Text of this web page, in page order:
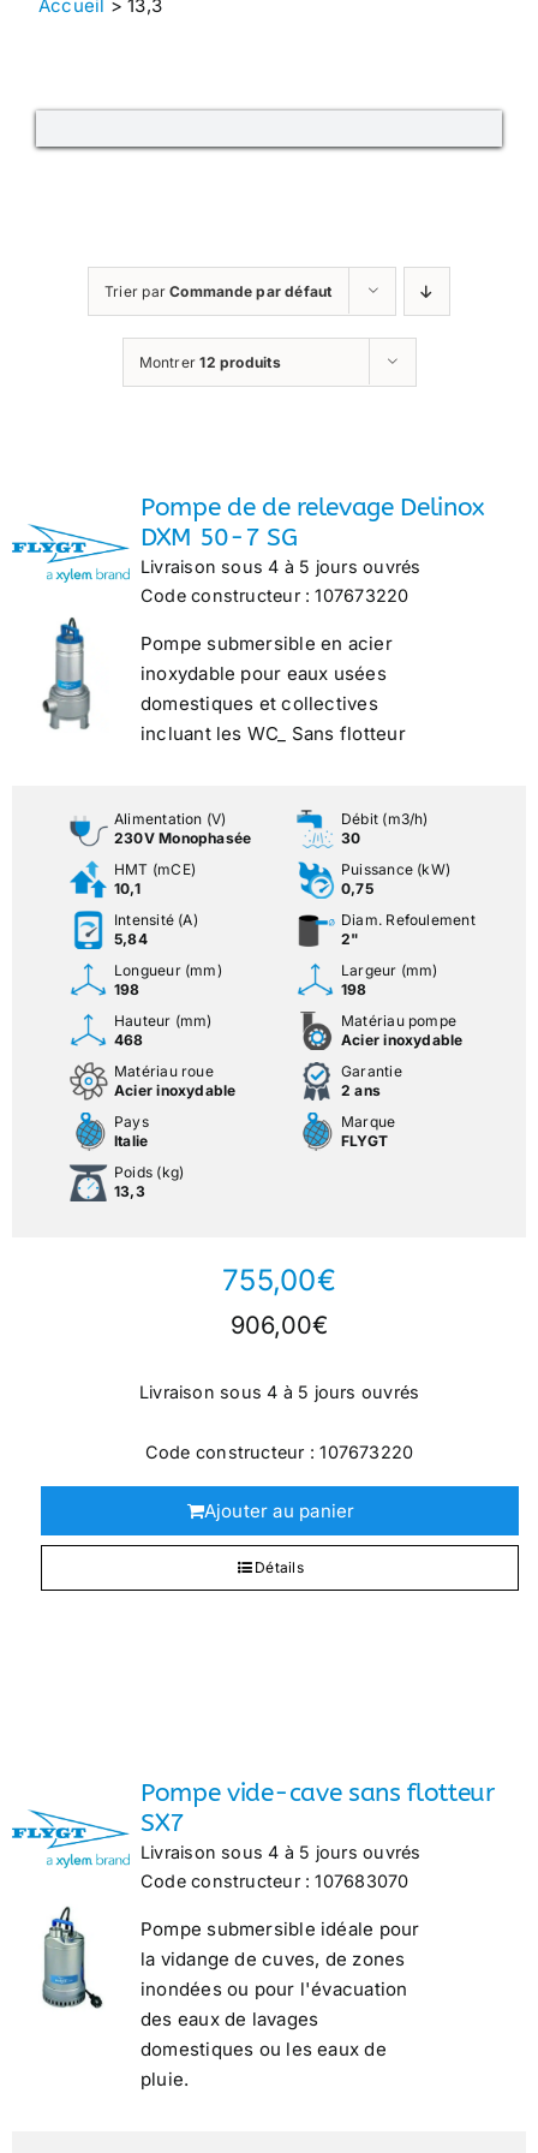
Accueil >13,3
Trier parCommande par défaut
Montrer12 produits
Pompe de de relevage Delinox
DXM 50-7 SG
Livraison sous 4 à 5 jours ouvrés
Code constructeur : 107673220
Pompe submersible en acier
inoxydable pour eaux usées
domestiques et collectives
incluant les WC_ Sans flotteur
Alimentation (V)
230V Monophasée
Débit (m3/h)
30
HMT (mCE)
10,1
Puissance (kW)
0,75
Intensité (A)
5,84
Diam. Refoulement
2"
Longueur (mm)
198
Largeur (mm)
198
Hauteur (mm)
468
Matériau pompe
Acier inoxydable
Matériau roue
Acier inoxydable
Garantie
2 ans
Pays
Italie
Marque
FLYGT
Poids (kg)
13,3
755,00€
906,00€
Livraison sous 4 à 5 jours ouvrés
Code constructeur : 107673220
Ajouter au panier
Détails
Pompe vide-cave sans flotteur
SX7
Livraison sous 4 à 5 jours ouvrés
Code constructeur : 107683070
Pompe submersible idéale pour
la vidange de cuves, de zones
inondées ou pour l'évacuation
des eaux de lavages
domestiques ou les eaux de
pluie.